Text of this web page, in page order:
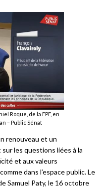
Roque, de la FPF, en
– Public Sénat
renouveau et un
les questions liées à la
et aux valeurs
dans l’espace public. Le
Samuel Paty, le 16 octobre